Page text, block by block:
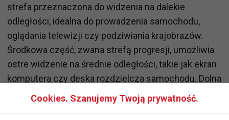
strefa przeznaczona do widzenia na dalekie
odległości, idealna do prowadzenia samochodu,
oglądania telewizji czy podziwiania krajobrazów.
Środkowa część, zwana strefą progresji, umożliwia
ostre widzenie na średnie odległości, takie jak ekran
komputera czy deska rozdzielcza samochodu. Dolna
część soczewki odpowiada za widzenie z bliska, co
sprawdza się podczas czytania lub pracy z drobnymi
Cookies. Szanujemy Twoją prywatność.